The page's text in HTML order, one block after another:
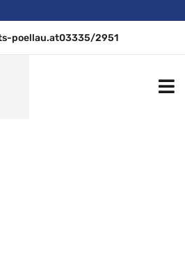
poellau.at03335/2951